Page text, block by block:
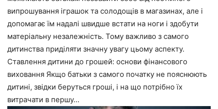
випрошування іграшок та солодощів в магазинах, але і
допомагає їм надалі швидше встати на ноги і здобути
матеріальну незалежність. Тому важливо з самого
дитинства приділяти значну увагу цьому аспекту.
Ставлення дитини до грошей: основи фінансового
виховання Якщо батьки з самого початку не пояснюють
дитині, звідки беруться гроші, і на що потрібно їх
витрачати в першу…